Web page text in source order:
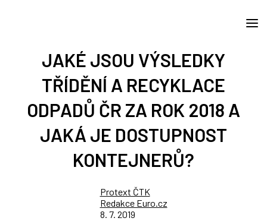
JAKÉ JSOU VÝSLEDKY
TŘÍDĚNÍ A RECYKLACE
ODPADŮ ČR ZA ROK 2018 A
JAKÁ JE DOSTUPNOST
KONTEJNERŮ?
Protext ČTK
Redakce Euro.cz
8. 7. 2019